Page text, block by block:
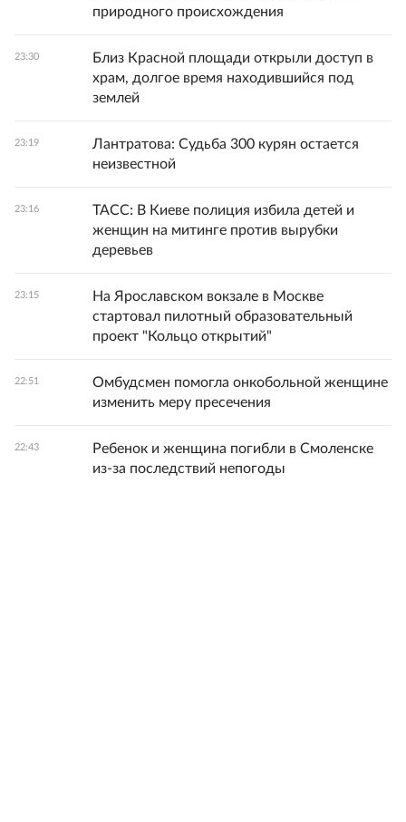
природного происхождения
23:30
Близ Красной площади открыли доступ в
храм, долгое время находившийся под
землей
23:19
Лантратова: Судьба 300 курян остается
неизвестной
23:16
ТАСС: В Киеве полиция избила детей и
женщин на митинге против вырубки
деревьев
23:15
На Ярославском вокзале в Москве
стартовал пилотный образовательный
проект "Кольцо открытий"
22:51
Омбудсмен помогла онкобольной женщине
изменить меру пресечения
22:43
Ребенок и женщина погибли в Смоленске
из-за последствий непогоды